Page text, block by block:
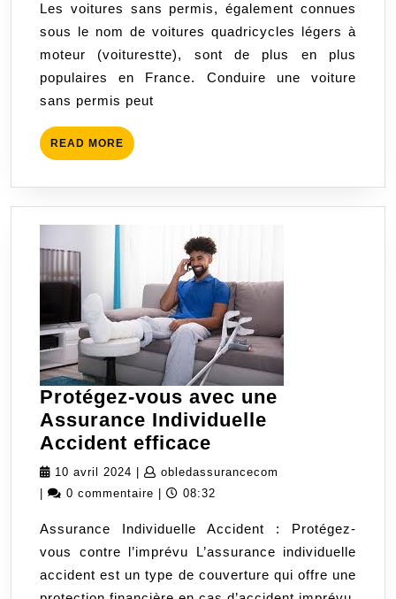
permis
:
Protégez-
vous
sur
la
route
Les voitures sans permis, également connues
sous le nom de voitures quadricycles légers à
moteur (voiturestte), sont de plus en plus
populaires en France. Conduire une voiture
sans permis peut
READ MORE READ
MORE
Protégez-vous avec une
Assurance Individuelle
Accident efficace
vous
avec
Assurance
Individuelle
Accident
10 avril 2024 10
avril
obledassurancecom
0 commentaire 08:32
Assurance Individuelle Accident : Protégez-
vous contre l’imprévu L’assurance individuelle
accident est un type de couverture qui offre une